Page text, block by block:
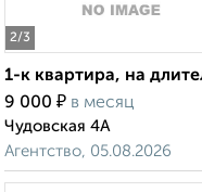
2/3
1-к квартира, на
9 000 ₽ в месяц
Чудовская 4А
Агентство, 05.08.2026